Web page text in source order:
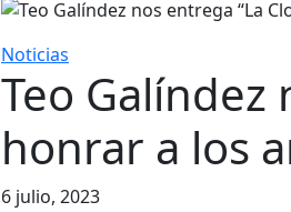
Noticias
Teo Galíndez
honrar a los
6 julio, 2023